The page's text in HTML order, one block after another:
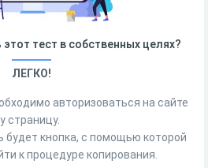
тест в собственных целях?
ЛЕГКО!
авторизоваться на сайте
страницу.
будет кнопка, с помощью которой
к процедуре копирования.